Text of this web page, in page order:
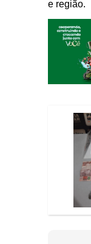
e região.